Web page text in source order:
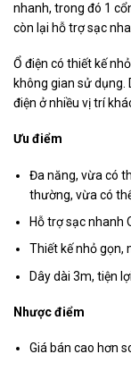
nhanh, trong đó 1
còn lại hỗ trợ sạc
Ổ điện có thiết kế
không gian sử dụng.
điện ở nhiều vị trí
Ưu điểm
Đa năng, vừa có
thường, vừa có
Hỗ trợ sạc nhanh
Thiết kế nhỏ gọn,
Dây dài 3m, tiện
Nhược điểm
Giá bán cao hơn